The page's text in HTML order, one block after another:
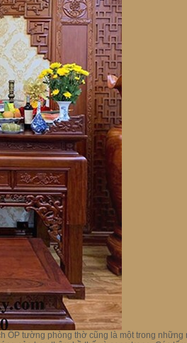
ỐP tường phòng thờ cũng là một trong